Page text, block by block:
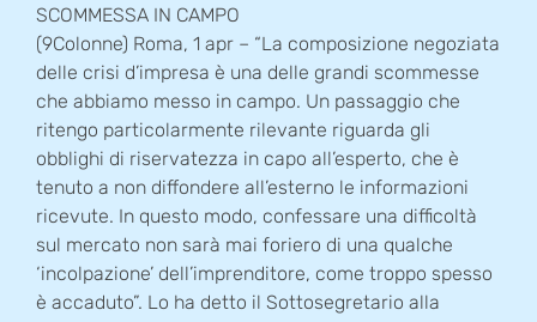
SCOMMESSA IN CAMPO
(9Colonne) Roma, 1 apr – “La composizione negoziata
delle crisi d’impresa è una delle grandi scommesse
che abbiamo messo in campo. Un passaggio che
ritengo particolarmente rilevante riguarda gli
obblighi di riservatezza in capo all’esperto, che è
tenuto a non diffondere all’esterno le informazioni
ricevute. In questo modo, confessare una difficoltà
sul mercato non sarà mai foriero di una qualche
‘incolpazione’ dell’imprenditore, come troppo spesso
è accaduto”. Lo ha detto il Sottosegretario alla